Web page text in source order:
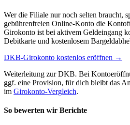
Wer die Filiale nur noch selten braucht,
gebührenfreien Online-Konto die
Girokonto ist bei aktivem Geldeingang
Debitkarte und kostenlosem
DKB-Girokonto kostenlos eröffnen →
Weiterleitung zur DKB. Bei
ggf. eine Provision, für dich bleibt das
im Girokonto-Vergleich.
So bewerten wir Berichte